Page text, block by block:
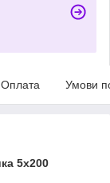
Оплата Умови
5х200